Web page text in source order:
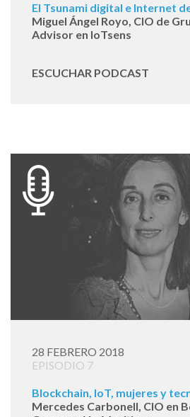
El Tsunami digital e Internet
Miguel Ángel Royo, CIO de
Advisor en IoTsens
ESCUCHAR PODCAST
28 FEBRERO 2018
EPISODIO 7
Blockchain, IoT, mujeres y
Mercedes Carbonell, CIO en